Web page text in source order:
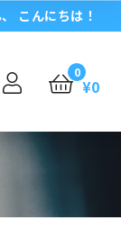
こんにちは！
0
¥0